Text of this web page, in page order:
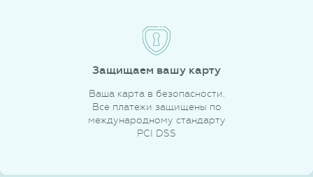
Защищаем вашу карту
Ваша карта в безопасности.
Все платежи защищены по
международному стандарту
PCI DSS